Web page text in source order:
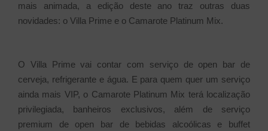
mais animada, a edição deste ano traz outras duas
novidades: o Villa Prime e o Camarote Platinum Mix.
O Villa Prime vai contar com serviço de open bar de
cerveja, refrigerante e água. E para quem quer um serviço
ainda mais VIP, o Camarote Platinum Mix terá localização
privilegiada, banheiros exclusivos, além de serviço
premium de open bar de bebidas alcoólicas e buffet